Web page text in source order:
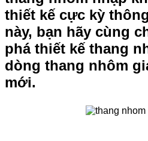
thiết kế cực kỳ
này, bạn hãy cùng
phá thiết kế thang
dòng thang nhôm
mới.